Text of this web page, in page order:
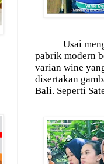
Usai
pabrik modern
varian wine
disertakan
Bali. Seperti